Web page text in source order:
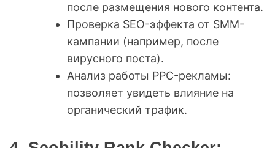
после размещения нового контента.
Проверка SEO-эффекта от SMM-
кампании (например, после
вирусного поста).
Анализ работы PPC-рекламы:
позволяет увидеть влияние на
органический трафик.